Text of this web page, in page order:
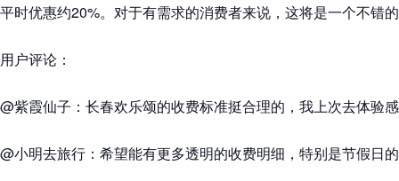
平时优惠约20%。对于有需求的消费者来说，这将是一个不错
用户评论：
@紫霞仙子：长春欢乐颂的收费标准挺合理的，我上次去体验
@小明去旅行：希望能有更多透明的收费明细，特别是节假日